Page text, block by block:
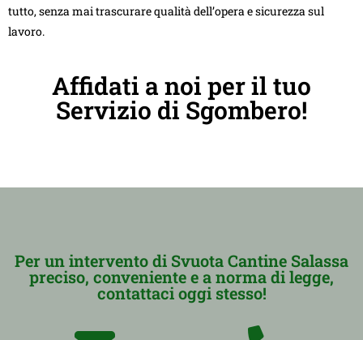
tutto, senza mai trascurare qualità dell’opera e sicurezza sul
lavoro.
Affidati a noi per il tuo
Servizio di Sgombero!
Per un intervento di Svuota Cantine Salassa
preciso, conveniente e a norma di legge,
contattaci oggi stesso!